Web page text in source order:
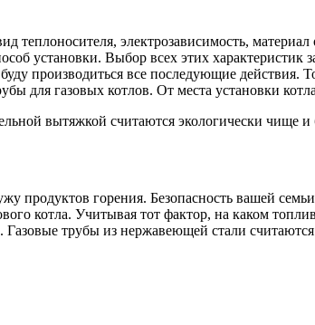
теплоносителя, электрозависимость,
установки. Выбор всех этих
производиться все последующие действия.
для газовых котлов. От места установки
вытяжкой считаются экологически чище и
продуктов горения. Безопасность вашей
котла. Учитывая тот фактор, на каком
. Газовые трубы из нержавеющей стали